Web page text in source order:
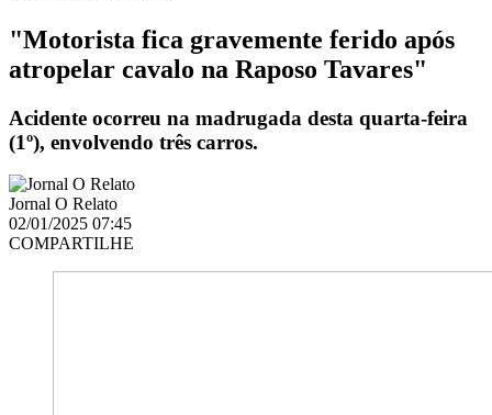
"Motorista fica gravemente ferido após
atropelar cavalo na Raposo Tavares"
Acidente ocorreu na madrugada desta quarta-feira
(1º), envolvendo três carros.
Jornal O Relato
02/01/2025 07:45
COMPARTILHE